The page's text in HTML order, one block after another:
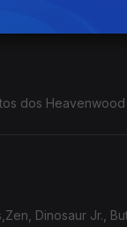
dos
Dinosaur Jr.,